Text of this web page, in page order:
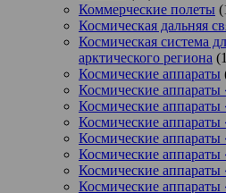
Коммерческие полеты
Космическая дальняя
Космическая система
арктического региона
Космические аппараты
Космические аппараты
Космические
Космические аппараты
Космические аппараты
Космические аппараты
Космические аппараты
Космические